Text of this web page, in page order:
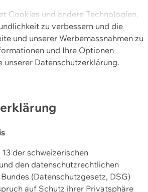
Cookies und andere Technologien,
zu verbessern und die
und unserer Werbemassnahmen zu
und Ihre Optionen
unserer Datenschutzerklärung.
der schweizerischen
den datenschutzrechtlichen
(Datenschutzgesetz, DSG)
auf Schutz ihrer Privatsphäre